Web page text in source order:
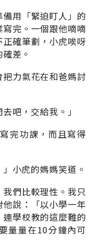
用「緊迫盯人」的
完。一個跟他嘀嘀
確筆劃，小虎唉呀
差。
力氣花在和爸媽討
吧，交給我。」
完功課，而且寫得
小虎的媽媽笑道。
們比較理性。我只
說：「以小學一年
學校教的這麼難的
量量在10分鐘內可